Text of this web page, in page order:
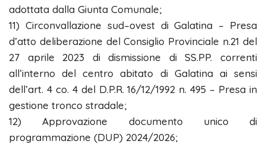
adottata dalla Giunta Comunale;
11) Circonvallazione sud–ovest di Galatina – Presa
d’atto deliberazione del Consiglio Provinciale n.21 del
27 aprile 2023 di dismissione di SS.PP. correnti
all’interno del centro abitato di Galatina ai sensi
dell’art. 4 co. 4 del D.P.R. 16/12/1992 n. 495 – Presa in
gestione tronco stradale;
12) Approvazione documento unico di
programmazione (DUP) 2024/2026;